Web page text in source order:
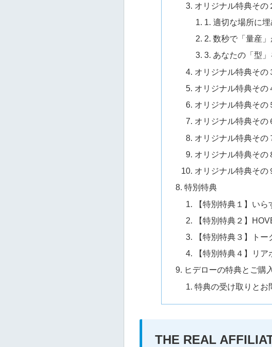
オリジナル特典その
1. 適切な場所に
2. 数秒で「量産
3. あなたの「型
オリジナル特典その
オリジナル特典その
オリジナル特典その
オリジナル特典その
オリジナル特典その
オリジナル特典その
オリジナル特典その
特別特典
【特別特典１】い
【特別特典２】
【特別特典３】トー
【特別特典４】リア
ヒデローの特典とご購
特典の受け取りとお
THE REAL